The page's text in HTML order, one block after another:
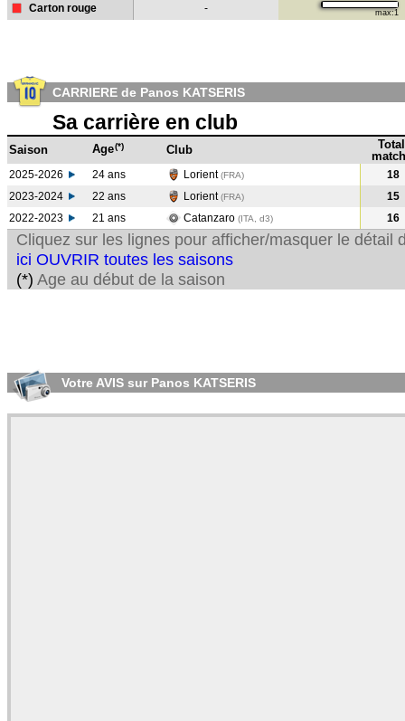
Carton rouge - max:1
CARRIERE de Panos KATSERIS
Sa carrière en club
Saison Age(*) Club
Total
2025-2026 24 ans Lorient(FRA)
18
2023-2024
22 ans Lorient(FRA)
15
2022-2023
21 ans Catanzaro (ITA, d3) 16
Cliquez sur les lignes pour afficher/masquer le détail
ici OUVRIR toutes les saisons
(*) Age au début de la saison
Votre AVIS sur Panos KATSERIS